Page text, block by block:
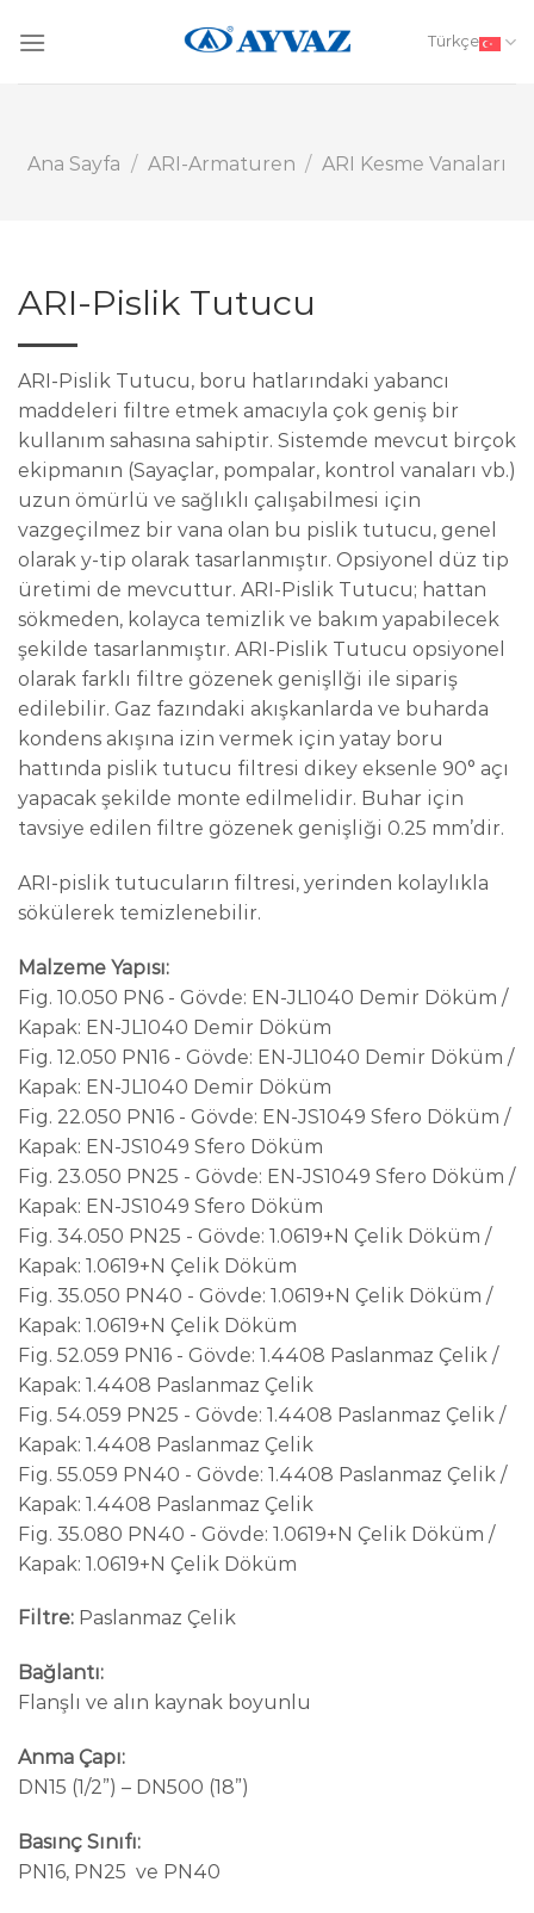
Türkçe
Ana Sayfa / ARI-Armaturen / ARI Kesme Vanaları
ARI-Pislik Tutucu
ARI-Pislik Tutucu, boru hatlarındaki yabancı
maddeleri filtre etmek amacıyla çok geniş bir
kullanım sahasına sahiptir. Sistemde mevcut birçok
ekipmanın (Sayaçlar, pompalar, kontrol vanaları vb.)
uzun ömürlü ve sağlıklı çalışabilmesi için
vazgeçilmez bir vana olan bu pislik tutucu, genel
olarak y-tip olarak tasarlanmıştır. Opsiyonel düz tip
üretimi de mevcuttur. ARI-Pislik Tutucu; hattan
sökmeden, kolayca temizlik ve bakım yapabilecek
şekilde tasarlanmıştır. ARI-Pislik Tutucu opsiyonel
olarak farklı filtre gözenek genişllği ile sipariş
edilebilir. Gaz fazındaki akışkanlarda ve buharda
kondens akışına izin vermek için yatay boru
hattında pislik tutucu filtresi dikey eksenle 90° açı
yapacak şekilde monte edilmelidir. Buhar için
tavsiye edilen filtre gözenek genişliği 0.25 mm’dir.
ARI-pislik tutucuların filtresi, yerinden kolaylıkla
sökülerek temizlenebilir.
Malzeme Yapısı:
Fig. 10.050 PN6 - Gövde: EN-JL1040 Demir Döküm /
Kapak: EN-JL1040 Demir Döküm
Fig. 12.050 PN16 - Gövde: EN-JL1040 Demir Döküm /
Kapak: EN-JL1040 Demir Döküm
Fig. 22.050 PN16 - Gövde: EN-JS1049 Sfero Döküm /
Kapak: EN-JS1049 Sfero Döküm
Fig. 23.050 PN25 - Gövde: EN-JS1049 Sfero Döküm /
Kapak: EN-JS1049 Sfero Döküm
Fig. 34.050 PN25 - Gövde: 1.0619+N Çelik Döküm /
Kapak: 1.0619+N Çelik Döküm
Fig. 35.050 PN40 - Gövde: 1.0619+N Çelik Döküm /
Kapak: 1.0619+N Çelik Döküm
Fig. 52.059 PN16 - Gövde: 1.4408 Paslanmaz Çelik /
Kapak: 1.4408 Paslanmaz Çelik
Fig. 54.059 PN25 - Gövde: 1.4408 Paslanmaz Çelik /
Kapak: 1.4408 Paslanmaz Çelik
Fig. 55.059 PN40 - Gövde: 1.4408 Paslanmaz Çelik /
Kapak: 1.4408 Paslanmaz Çelik
Fig. 35.080 PN40 - Gövde: 1.0619+N Çelik Döküm /
Kapak: 1.0619+N Çelik Döküm
Filtre: Paslanmaz Çelik
Bağlantı:
Flanşlı ve alın kaynak boyunlu
Anma Çapı:
DN15 (1/2”) – DN500 (18”)
Basınç Sınıfı:
PN16, PN25 ve PN40